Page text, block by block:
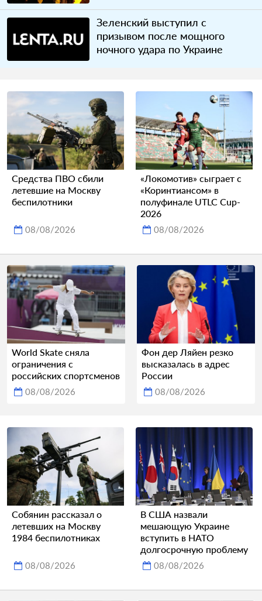
Зеленский выступил с
призывом после мощного
ночного удара по Украине
Средства ПВО сбили
летевшие на Москву
беспилотники
08/08/2026
«Локомотив» сыграет с
«Коринтиансом» в
полуфинале UTLC Cup-
2026
08/08/2026
World Skate сняла
ограничения с
российских спортсменов
08/08/2026
Фон дер Ляйен резко
высказалась в адрес
России
08/08/2026
Собянин рассказал о
летевших на Москву
1984 беспилотниках
08/08/2026
В США назвали
мешающую Украине
вступить в НАТО
долгосрочную проблему
08/08/2026